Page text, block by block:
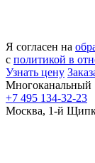
Я согласен на
с политикой в
Узнать цену
Многоканальный
+7 495 134-32-23
Москва, 1-й